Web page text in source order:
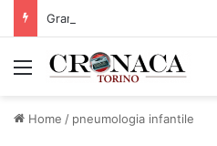
Menu
Home / pneumologia infantile